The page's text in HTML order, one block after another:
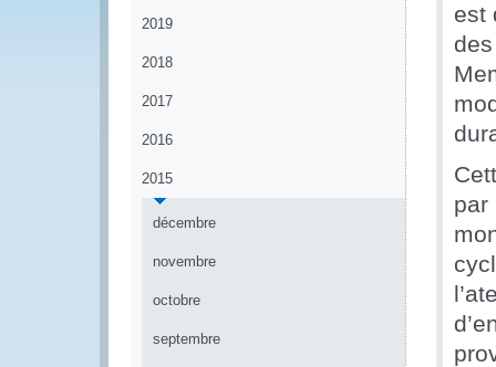
2019
2018
2017
2016
2015
décembre
novembre
octobre
septembre
est
par